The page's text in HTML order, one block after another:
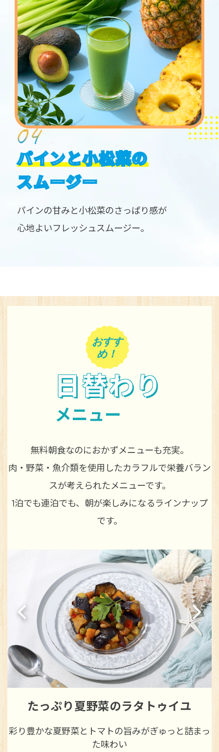
パインと小松菜の
スムージー
パインの甘みと小松菜のさっぱり感が
心地よいフレッシュスムージー。
おすす
め！
日替わり
メニュー
無料朝食なのにおかずメニューも充実。
肉・野菜・魚介類を使用したカラフルで栄養バラン
スが考えられたメニューです。
1泊でも連泊でも、朝が楽しみになるラインナップ
です。
たっぷり夏野菜のラタトゥイユ
彩り豊かな夏野菜とトマトの旨みがぎゅっと詰まっ
た味わい